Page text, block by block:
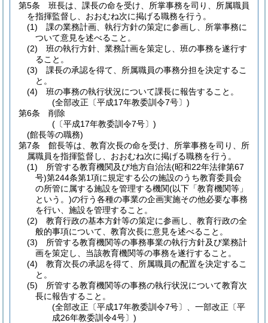
第5条
班長は、課長の命を受け、所掌事務を司り、所属職員
を指揮監督し、おおむね次に掲げる職務を行う。
(1)
課の業務計画、執行方針の策定に参画し、所掌事務に
ついて意見を述べること。
(2)
班の執行方針、業務計画を策定し、班の事務を遂行す
ること。
(3)
課長の承認を得て、所属職員の事務分担を決定するこ
と。
(4)
班の事務の執行状況について課長に報告すること。
(全部改正〔平成17年教委訓令7号〕)
第6条
削除
(〔平成17年教委訓令7号〕)
(館長等の職務)
第7条
館長等は、教育次長の命を受け、所掌事務を司り、所
属職員を指揮監督し、おおむね次に掲げる職務を行う。
(1)
所管する教育機関及び地方自治法(昭和22年法律第67
号)第244条第1項に規定する公の施設のうち教育委員会
の所管に属する施設を管理する機関(以下「教育機関等」
という。)の行う各種の事業の企画実施その他必要な事務
を行い、施設を管理すること。
(2)
教育行政の基本方針等の策定に参画し、教育行政の全
般的事項について、教育次長に意見を述べること。
(3)
所管する教育機関等の事務事業の執行方針及び業務計
画を策定し、当該教育機関等の事務を遂行すること。
(4)
教育次長の承認を得て、所属職員の配置を決定するこ
と。
(5)
所管する教育機関等の事務の執行状況について教育次
長に報告すること。
(全部改正〔平成17年教委訓令7号〕、一部改正〔平
成26年教委訓令4号〕)